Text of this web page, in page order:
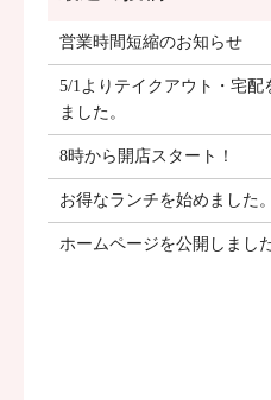
営業時間短縮のお知らせ
5/1よりテイクアウト・宅配
ました。
8時から開店スタート！
お得なランチを始めました。
ホームページを公開しました